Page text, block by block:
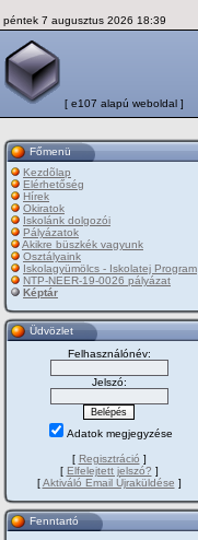
péntek 7 augusztus 2026 18:39
[ e107 alapú weboldal ]
Főmenü
Kezdõlap
Elérhetőség
Hírek
Okiratok
Iskolánk dolgozói
Pályázatok
Akikre büszkék vagyunk
Osztályaink
Iskolagyümölcs - Iskolatej Program
NTP-NEER-19-0026 pályázat
Képtár
Üdvözlet
Felhasználónév:
Jelszó:
Adatok megjegyzése
[ Regisztráció ]
[ Elfelejtett jelszó? ]
[Aktiváló Email Újraküldése ]
Fenntartó